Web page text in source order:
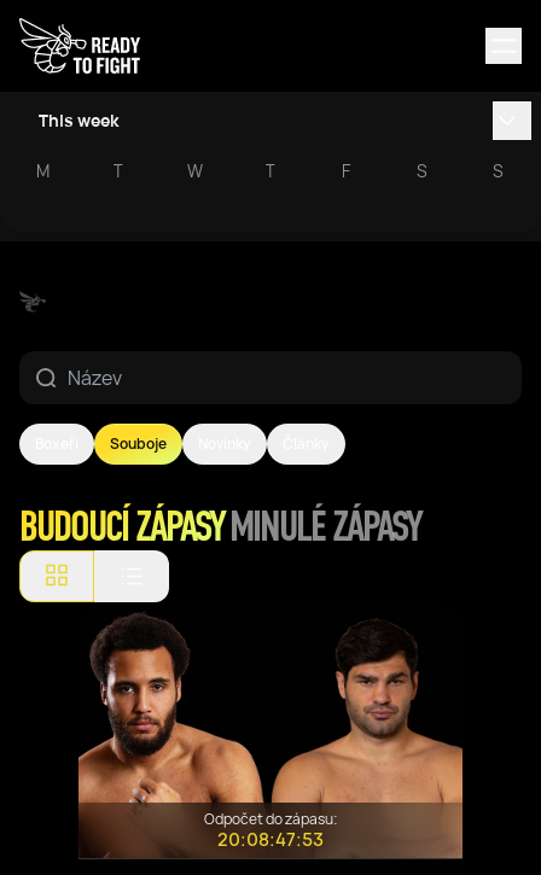
This week
M T W T F S S
Souboje
BUDOUCÍ ZÁPASYMINULÉ ZÁPASY
Odpočet do zápasu:
20:08:47:53